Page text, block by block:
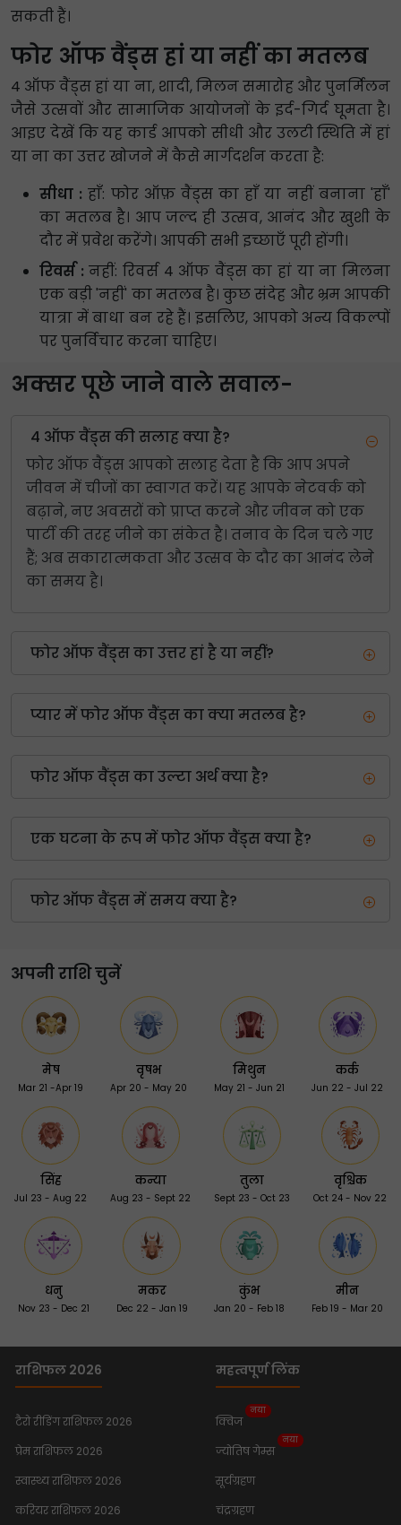
सकती हैं।
फोर ऑफ वैंड्स हां या नहीं का मतलब
4 ऑफ वैंड्स हां या ना, शादी, मिलन समारोह और पुनर्मिलन
जैसे उत्सवों और सामाजिक आयोजनों के इर्द-गिर्द घूमता है।
आइए देखें कि यह कार्ड आपको सीधी और उलटी स्थिति में हां
या ना का उत्तर खोजने में कैसे मार्गदर्शन करता है:
सीधा : हाँ: फोर ऑफ़ वैंड्स का हाँ या नहीं बनाना 'हाँ'
का मतलब है। आप जल्द ही उत्सव, आनंद और खुशी के
दौर में प्रवेश करेंगे। आपकी सभी इच्छाएँ पूरी होंगी।
रिवर्स : नहीं: रिवर्स 4 ऑफ वैंड्स का हां या ना मिलना
एक बड़ी 'नहीं' का मतलब है। कुछ संदेह और भ्रम आपकी
यात्रा में बाधा बन रहे हैं। इसलिए, आपको अन्य विकल्पों
पर पुनर्विचार करना चाहिए।
अक्सर पूछे जाने वाले सवाल-
4 ऑफ वैंड्स की सलाह क्या है?
फोर ऑफ वैंड्स आपको सलाह देता है कि आप अपने
जीवन में चीजों का स्वागत करें। यह आपके नेटवर्क को
बढ़ाने, नए अवसरों को प्राप्त करने और जीवन को एक
पार्टी की तरह जीने का संकेत है। तनाव के दिन चले गए
हैं; अब सकारात्मकता और उत्सव के दौर का आनंद लेने
का समय है।
फोर ऑफ वैंड्स का उत्तर हां है या नहीं?
प्यार में फोर ऑफ वैंड्स का क्या मतलब है?
फोर ऑफ वैंड्स का उल्टा अर्थ क्या है?
एक घटना के रूप में फोर ऑफ वैंड्स क्या है?
फोर ऑफ वैंड्स में समय क्या है?
अपनी राशि चुनें
मेष
Mar 21 -Apr 19
वृषभ
Apr 20 - May 20
मिथुन
May 21 - Jun 21
कर्क
Jun 22 - Jul 22
सिंह
Jul 23 - Aug 22
कन्या
Aug 23 - Sept 22
तुला
Sept 23 - Oct 23
वृश्चिक
Oct 24 - Nov 22
धनु
Nov 23 - Dec 21
मकर
Dec 22 - Jan 19
कुंभ
Jan 20 - Feb 18
मीन
Feb 19 - Mar 20
राशिफल 2026
टैरो रीडिंग राशिफल 2026
प्रेम राशिफल 2026
स्वास्थ्य राशिफल 2026
करियर राशिफल 2026
महत्वपूर्ण लिंक
क्विज
नया
ज्योतिष गेम्स
नया
सूर्यग्रहण
चंद्रग्रहण